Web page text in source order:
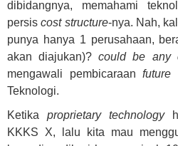
dibidangnya, memahami
persiscost structure-nya. Nah,
punya hanya 1 perusahaan,
akan diajukan)?could be any
mengawali pembicaraanfuture
Teknologi.
Ketika proprietary technology
KKKS X, lalu kita mau